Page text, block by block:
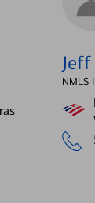
Jeff
NMLS